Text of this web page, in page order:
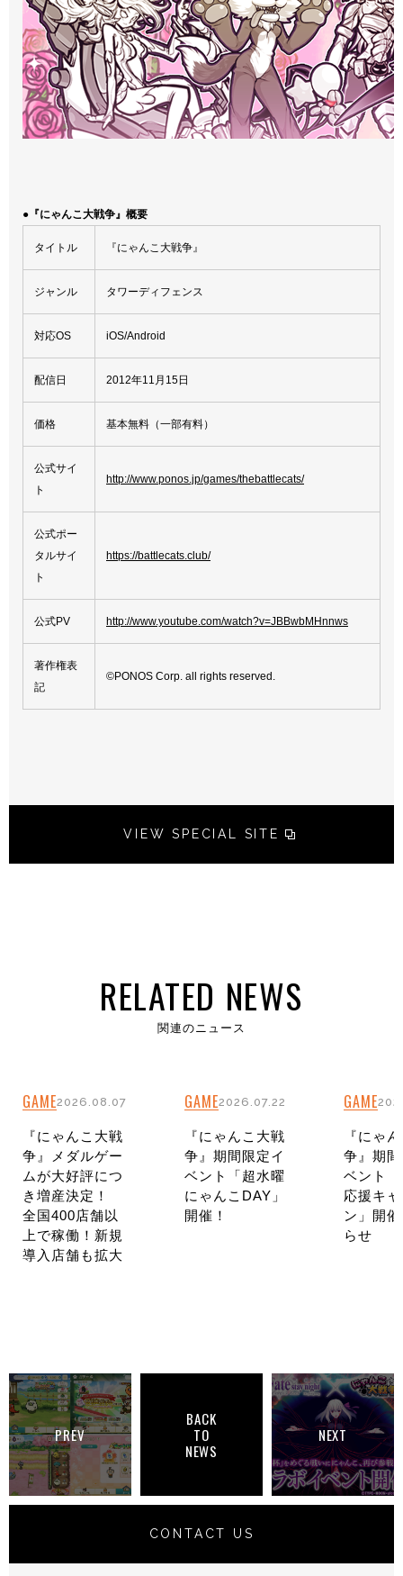
●『にゃんこ大戦争』概要
タイトル 『にゃんこ大戦争』
ジャンル タワーディフェンス
対応OS iOS/Android
配信日 2012年11月15日
価格 基本無料（一部有料）
公式サイ
ト
http://www.ponos.jp/games/thebattlecats/
公式ポー
タルサイ
ト
https://battlecats.club/
公式PV http://www.youtube.com/watch?v=JBBwbMHnnws
著作権表
記
©PONOS Corp. all rights reserved.
VIEW SPECIAL SITE
RELATED NEWS
関連のニュース
GAME2026.08.07
『にゃんこ大戦
争』メダルゲー
ムが大好評につ
き増産決定！
全国400店舗以
上で稼働！新規
導入店舗も拡大
GAME2026.07.22
『にゃんこ大戦
争』期間限定イ
ベント「超水曜
にゃんこDAY」
開催！
GAME
『にゃ
争』期
ベント
応援キ
ン」開
らせ
PREV
BACK
TO
NEWS
NEXT
CONTACT US